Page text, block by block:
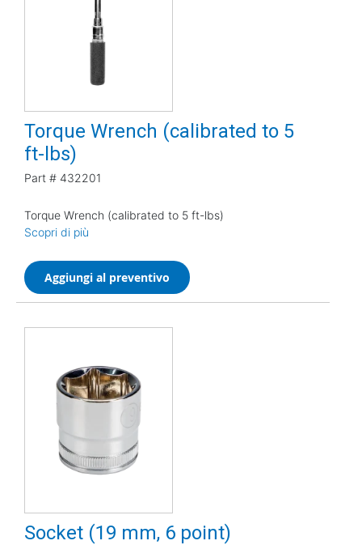
Torque Wrench (calibrated to 5
ft-lbs)
Part # 432201
Torque Wrench (calibrated to 5 ft-lbs)
Scopri di più
Aggiungi al preventivo
Socket (19 mm, 6 point)